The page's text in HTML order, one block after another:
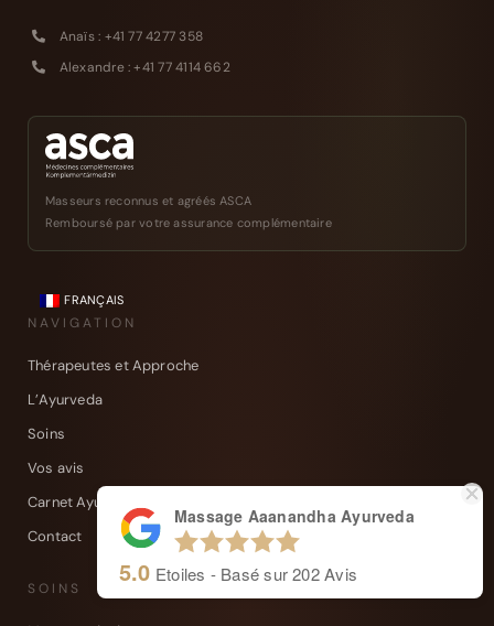
Anaïs : +41 77 4277 358
Alexandre : +41 77 4114 662
Masseurs reconnus et agréés ASCA
Remboursé par votre assurance complémentaire
FRANÇAIS
NAVIGATION
Thérapeutes et Approche
L’Ayurveda
Soins
Vos avis
Carnet Ayurvédique
Contact
SOINS
Massage Aaanandha Ayurveda
5.0 Etoiles - Basé sur202Avis